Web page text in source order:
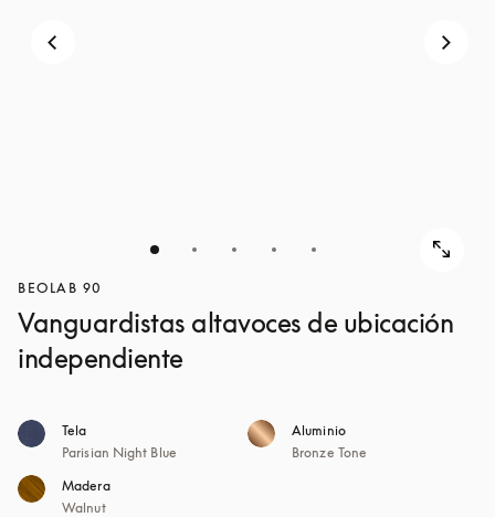
BEOLAB 90
Vanguardistas altavoces de ubicación
independiente
Tela
Parisian Night Blue
Aluminio
Bronze Tone
Madera
Walnut